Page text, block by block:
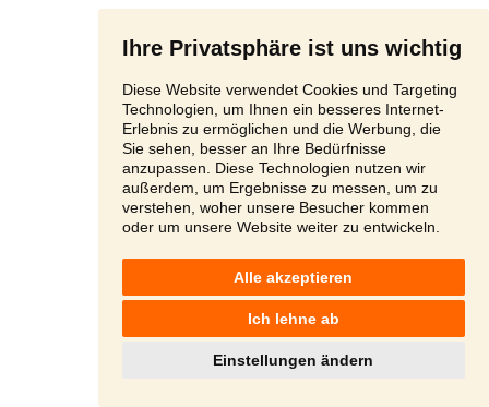
Ihre Privatsphäre ist uns wichtig
Diese Website verwendet Cookies und Targeting
Technologien, um Ihnen ein besseres Internet-
Erlebnis zu ermöglichen und die Werbung, die
Sie sehen, besser an Ihre Bedürfnisse
anzupassen. Diese Technologien nutzen wir
außerdem, um Ergebnisse zu messen, um zu
verstehen, woher unsere Besucher kommen
oder um unsere Website weiter zu entwickeln.
Alle akzeptieren
Ich lehne ab
Einstellungen ändern